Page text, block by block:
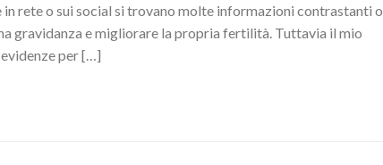
rete o sui social si trovano molte informazioni contrastanti o
gravidanza e migliorare la propria fertilità. Tuttavia il mio
per […]